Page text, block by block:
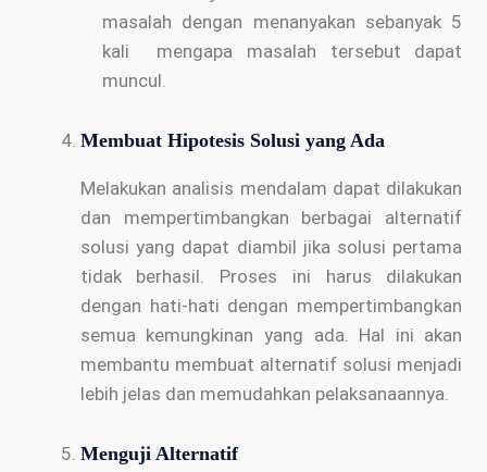
masalah dengan menanyakan sebanyak 5
kali mengapa masalah tersebut dapat
muncul.
Membuat Hipotesis Solusi yang Ada
Melakukan analisis mendalam dapat dilakukan
dan mempertimbangkan berbagai alternatif
solusi yang dapat diambil jika solusi pertama
tidak berhasil. Proses ini harus dilakukan
dengan hati-hati dengan mempertimbangkan
semua kemungkinan yang ada. Hal ini akan
membantu membuat alternatif solusi menjadi
lebih jelas dan memudahkan pelaksanaannya.
Menguji Alternatif